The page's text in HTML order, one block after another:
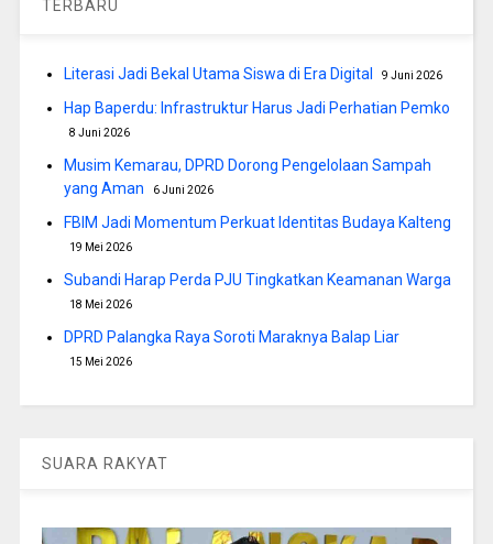
TERBARU
Literasi Jadi Bekal Utama Siswa di Era Digital 9 Juni 2026
Hap Baperdu: Infrastruktur Harus Jadi Perhatian Pemko
8 Juni 2026
Musim Kemarau, DPRD Dorong Pengelolaan Sampah
yang Aman
6 Juni 2026
FBIM Jadi Momentum Perkuat Identitas Budaya Kalteng
19 Mei 2026
Subandi Harap Perda PJU Tingkatkan Keamanan Warga
18 Mei 2026
DPRD Palangka Raya Soroti Maraknya Balap Liar
15 Mei 2026
SUARA RAKYAT